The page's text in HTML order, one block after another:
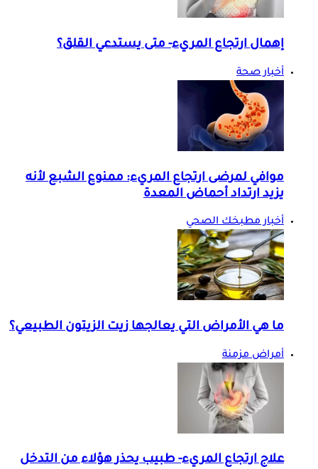
إهمال ارتجاع المريء- متى يستدعي القلق؟
أخبار صحة
موافي لمرضى ارتجاع المريء: ممنوع الشبع لأنه
يزيد ارتداد أحماض المعدة
أخبار مطبخك الصحي
ما هي الأمراض التي يعالجها زيت الزيتون الطبيعي؟
أمراض مزمنة
علاج ارتجاع المريء- طبيب يحذر هؤلاء من التدخل